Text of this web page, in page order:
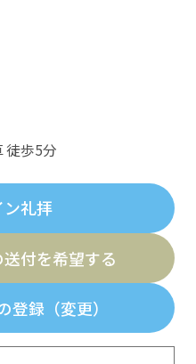
徒歩5分
礼拝
付を希望する
登録（変更）